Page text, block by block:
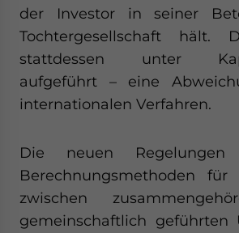
der Investor in seiner
Tochtergesellschaft hält.
stattdessen unter
aufgeführt – eine
internationalen Verfahren.
Die neuen
Berechnungsmethoden für
zwischen
gemeinschaftlich geführten